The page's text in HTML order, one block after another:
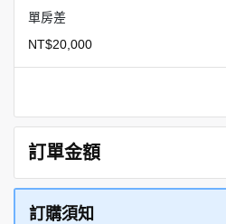
單房差
NT$20,000
訂單金額
訂購須知